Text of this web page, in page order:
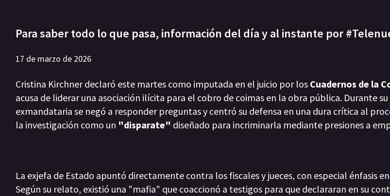
Para saber todo lo que pasa, información del día y al instante por
17 de marzo de 2026
Cristina Kirchner declaró este martes como imputada en el juicio por los Cuadernos de la
acusa de liderar una asociación ilícita para el cobro de coimas en la obra pública. Durante
exmandataria se negó a responder preguntas y centró su defensa en una dura crítica al
la investigación como un "disparate" diseñado para incriminarla mediante presiones a
La exjefa de Estado apuntó directamente contra los fiscales y jueces, con especial énfasis en
Según su relato, existió una "mafia" que coaccionó a testigos para que declararan en su